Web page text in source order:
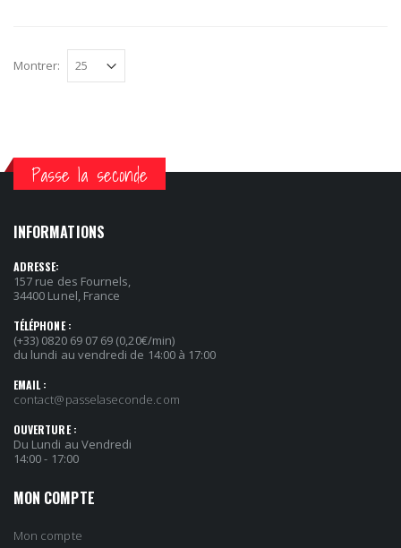
Montrer:
Passe la seconde
INFORMATIONS
ADRESSE:
157 rue des Fournels,
34400 Lunel, France
TÉLÉPHONE :
(+33) 0820 69 07 69 (0,20€/min)
du lundi au vendredi de 14:00 à 17:00
EMAIL :
contact@passelaseconde.com
OUVERTURE :
Du Lundi au Vendredi
14:00 - 17:00
MON COMPTE
Mon compte